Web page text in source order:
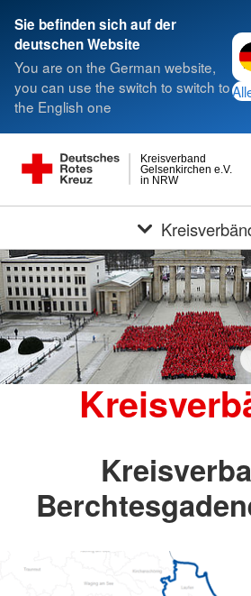
Sie befinden sich auf der
deutschen Website
You are on the German website,
you can use the switch to switch to
the English one
in NRW
Gelsenkirchen e.V.
Kreisverband